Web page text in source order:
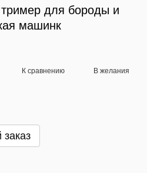
для бороды и
машинк
К сравнению В желания